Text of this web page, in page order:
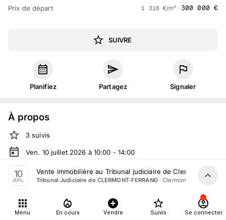
Prix de départ 1 316 €/m² · 300 000 €
SUIVRE
Planifiez Partagez Signaler
À propos
3 suivis
Ven. 10 juillet 2026 à 10:00 - 14:00
Vente judiciaireorganiséepar
Tribunal Judiciaire de
CLERMONT-FERRAND
10
JUIL.
Vente immobilière au Tribunal judiciaire de Clermont-
Tribunal Judiciaire de CLERMONT-FERRAND·Clermont-Ferrand
Menu En cours Vendre Suivis Se connecter